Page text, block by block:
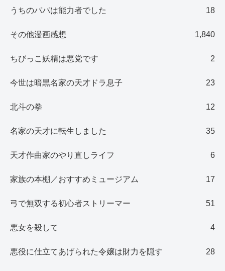
うちのパパは能力者でした 18
その他漫画感想 1,840
ちびっこ妖精は悪党です 2
今世は暗黒名家の天才ドラ息子 23
北斗の拳 12
名家の天才に転生しました 35
天才作曲家のやり直しライフ 6
家族の本棚／おすすめミュージアム 17
弓で無双する初心者ストリーマー 51
悪女を殺して 4
悪役に仕立てあげられた令嬢は財力を隠す 28